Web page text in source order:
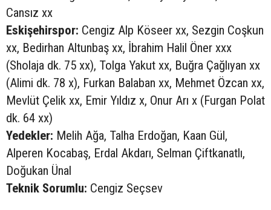
Cansız xx
Eskişehirspor: Cengiz Alp Köseer xx, Sezgin Coşkun
xx, Bedirhan Altunbaş xx, İbrahim Halil Öner xxx
(Sholaja dk. 75 xx), Tolga Yakut xx, Buğra Çağlıyan xx
(Alimi dk. 78 x), Furkan Balaban xx, Mehmet Özcan xx,
Mevlüt Çelik xx, Emir Yıldız x, Onur Arı x (Furgan Polat
dk. 64 xx)
Yedekler: Melih Ağa, Talha Erdoğan, Kaan Gül,
Alperen Kocabaş, Erdal Akdarı, Selman Çiftkanatlı,
Doğukan Ünal
Teknik Sorumlu: Cengiz Seçsev